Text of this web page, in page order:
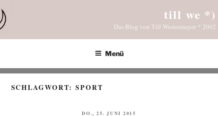
Inhalt
springen
till we *)
Das Blog von Till Westermayer * 2002
Menü
SCHLAGWORT:SPORT
VERÖFFENTLICHT
DO., 25. JUNI 2015